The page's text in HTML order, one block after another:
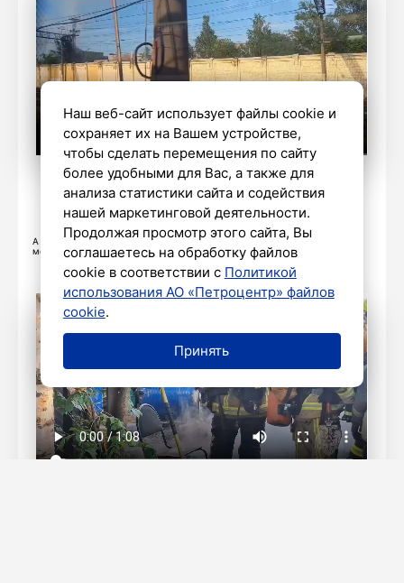
«Петербургский дневник»
А о том, что происходит непосредственно на месте тушения пожара,
можно посмотреть в видео городского главка МЧС.
Наш веб-сайт использует файлы cookie и
сохраняет их на Вашем устройстве,
чтобы сделать перемещения по сайту
более удобными для Вас, а также для
анализа статистики сайта и содействия
нашей маркетинговой деятельности.
Продолжая просмотр этого сайта, Вы
соглашаетесь на обработку файлов
cookie в соответствии с Политикой
использования АО «Петроцентр» файлов
cookie.
Принять